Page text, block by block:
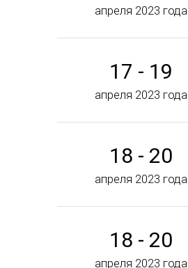
апреля 2023 года
17 - 19
апреля 2023 года
18 - 20
апреля 2023 года
18 - 20
апреля 2023 года